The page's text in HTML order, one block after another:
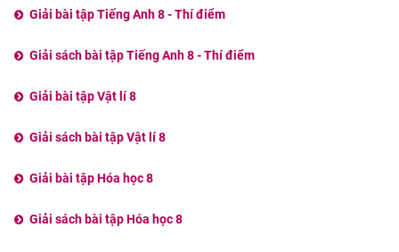
Giải bài tập Tiếng Anh 8 - Thí điểm
Giải sách bài tập Tiếng Anh 8 - Thí điểm
Giải bài tập Vật lí 8
Giải sách bài tập Vật lí 8
Giải bài tập Hóa học 8
Giải sách bài tập Hóa học 8